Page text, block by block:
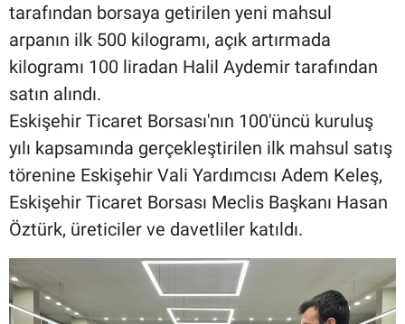
tarafından borsaya getirilen yeni mahsul
arpanın ilk 500 kilogramı, açık artırmada
kilogramı 100 liradan Halil Aydemir tarafından
satın alındı.
Eskişehir Ticaret Borsası'nın 100'üncü kuruluş
yılı kapsamında gerçekleştirilen ilk mahsul satış
törenine Eskişehir Vali Yardımcısı Adem Keleş,
Eskişehir Ticaret Borsası Meclis Başkanı Hasan
Öztürk, üreticiler ve davetliler katıldı.